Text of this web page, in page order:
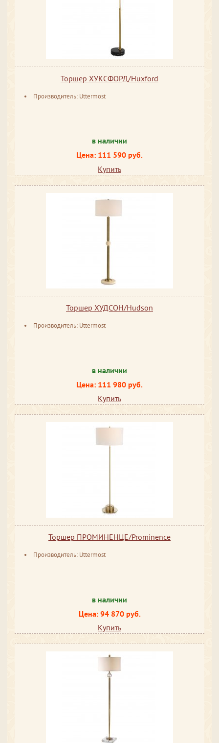
Торшер ХУКСФОРД/Huxford
Производитель: Uttermost
в наличии
Цена: 111 590 руб.
Купить
Торшер ХУДСОН/Hudson
Производитель: Uttermost
в наличии
Цена: 111 980 руб.
Купить
Торшер ПРОМИНЕНЦЕ/Prominence
Производитель: Uttermost
в наличии
Цена: 94 870 руб.
Купить